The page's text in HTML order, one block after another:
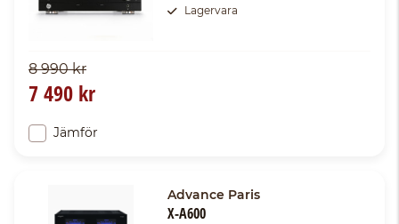
Lagervara
8 990 kr
7 490 kr
Jämför
Advance Paris
X-A600